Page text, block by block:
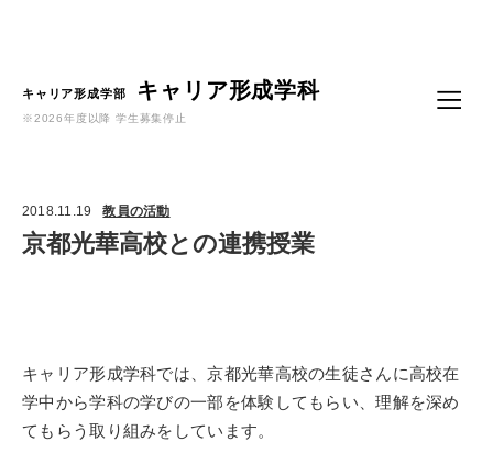
キャリア形成学部 キャリア形成学科
※2026年度以降 学生募集停止
2018.11.19 教員の活動
京都光華高校との連携授業
キャリア形成学科では、京都光華高校の生徒さんに高校在
学中から学科の学びの一部を体験してもらい、理解を深め
てもらう取り組みをしています。